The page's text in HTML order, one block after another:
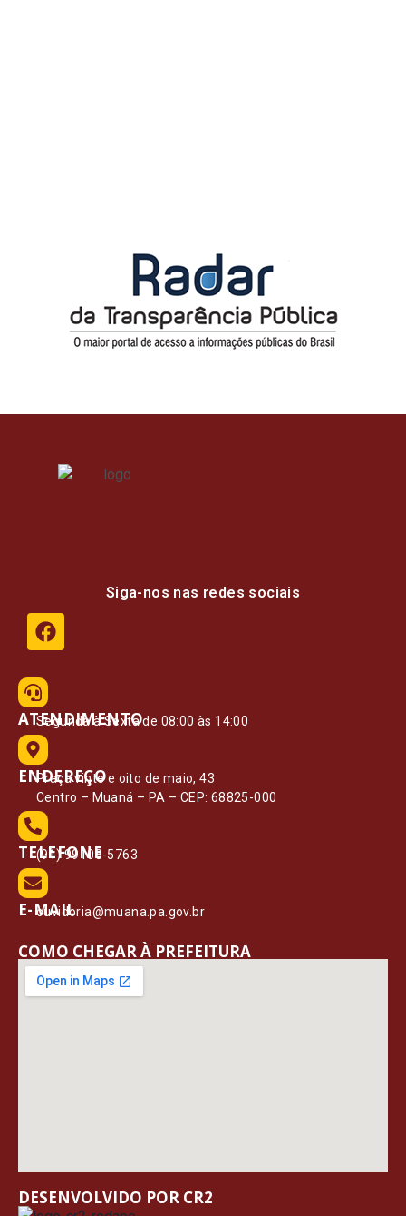
Siga-nos nas redes sociais
ATENDIMENTO
Segunda à Sexta de 08:00 às 14:00
ENDEREÇO
Praça vinte e oito de maio, 43
Centro – Muaná – PA – CEP: 68825-000
TELEFONE
(91) 99108-5763
E-MAIL
ouvidoria@muana.pa.gov.br
COMO CHEGAR À PREFEITURA
DESENVOLVIDO POR CR2